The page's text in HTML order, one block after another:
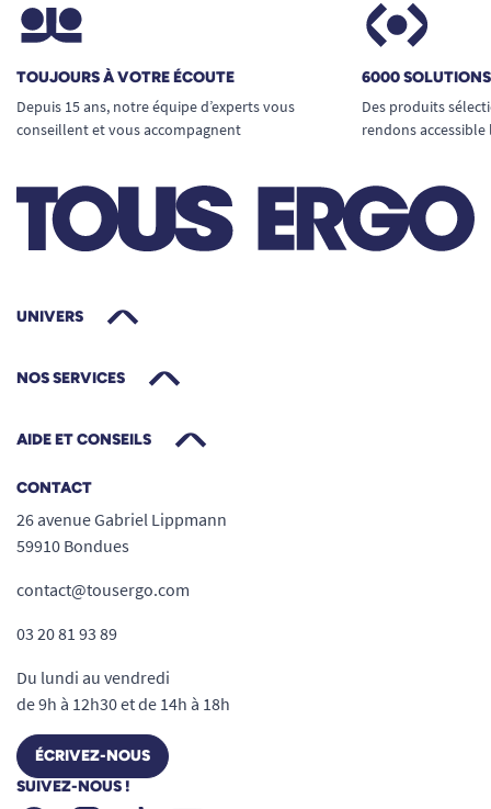
TOUJOURS À VOTRE ÉCOUTE
Depuis 15 ans, notre équipe d’experts vous
conseillent et vous accompagnent
6000
Des produits
rendons
UNIVERS
NOS SERVICES
AIDE ET CONSEILS
CONTACT
26 avenue Gabriel Lippmann
59910 Bondues
contact@tousergo.com
03 20 81 93 89
Du lundi au vendredi
de 9h à 12h30 et de 14h à 18h
ÉCRIVEZ-NOUS
SUIVEZ-NOUS !